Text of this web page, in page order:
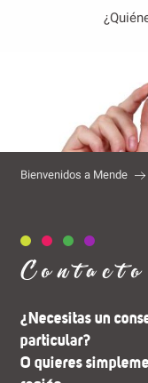
Bienvenidos a Mende
Contacto
¿Necesitas un
particular?
O quieres